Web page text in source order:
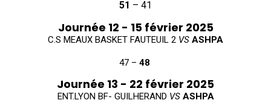
51 – 41
Journée 12 - 15 février 2025
C.S MEAUX BASKET FAUTEUIL 2 VS ASHPA
47 – 48
Journée 13 - 22 février 2025
ENT.LYON BF- GUILHERAND VS ASHPA